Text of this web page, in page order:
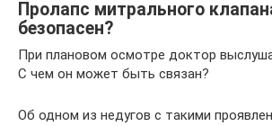
Пролапс митрального
безопасен?
При плановом осмотре доктор
С чем он может быть связан?
Об одном из недугов с такими